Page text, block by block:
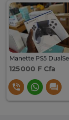
125 000 F Cfa